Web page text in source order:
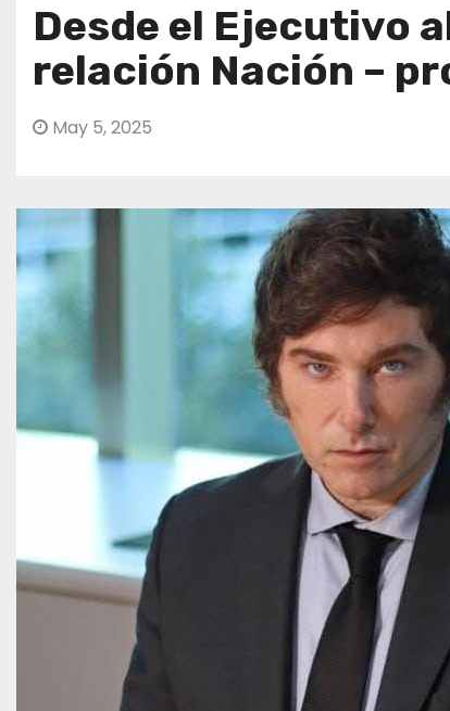
Desde el Ejecutivo
relación Nación –
May 5, 2025